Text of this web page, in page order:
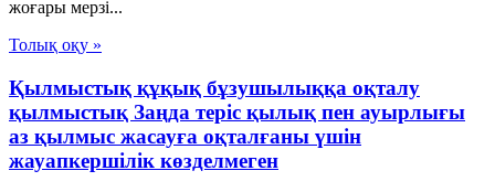
жоғары мерзі...
Толық оқу »
Қылмыстық құқық бұзушылыққа оқталу
қылмыстық Заңда теріс қылық пен ауырлығы
аз қылмыс жасауға оқталғаны үшін
жауапкершілік көзделмеген